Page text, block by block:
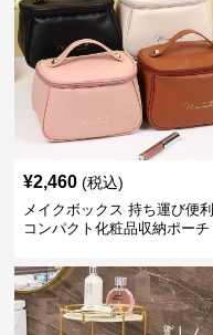
¥2,460 (税込)
メイクボックス 持ち運び便
コンパクト化粧品収納ポーチ